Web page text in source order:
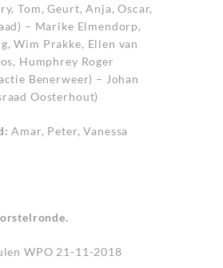
Tom, Geurt, Anja, Oscar,
– Marike Elmendorp,
Wim Prakke, Ellen van
Humphrey Roger
Benerweer) – Johan
Oosterhout)
Amar, Peter, Vanessa
WPO 21-11-2018